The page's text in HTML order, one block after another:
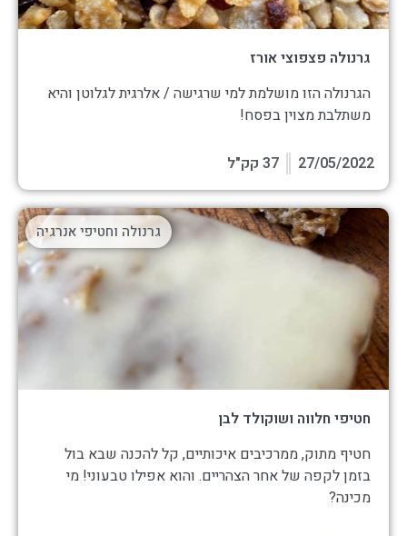
גרנולה פצפוצי אורז
הגרנולה הזו מושלמת למי שרגישה / אלרגית לגלוטן והיא
משתלבת מצוין בפסח!
27/05/2022 37 קק"ל
חטיפי חלווה ושוקולד לבן
חטיף מתוק, ממרכיבים איכותיים, קל להכנה שבא בול
בזמן לקפה של אחר הצהריים. והוא אפילו טבעוני! מי
מכינה?
גרנולה וחטיפי אנרגיה